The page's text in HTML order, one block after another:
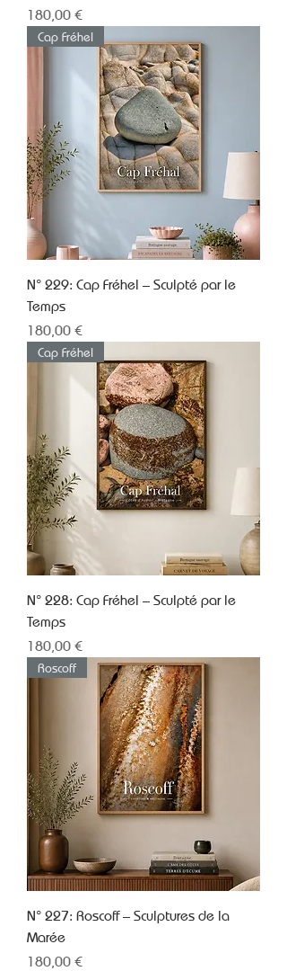
Prix
180,00 €
Cap Fréhel
N° 229: Cap Fréhel – Sculpté par le
Temps
Prix
180,00 €
Cap Fréhel
N° 228: Cap Fréhel – Sculpté par le
Temps
Prix
180,00 €
Roscoff
N° 227: Roscoff – Sculptures de la
Marée
Prix
180,00 €